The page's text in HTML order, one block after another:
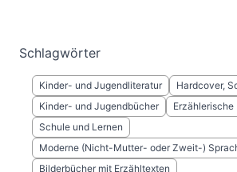
Schlagwörter
Kinder- und Jugendliteratur
Hardcover,
Kinder- und Jugendbücher
Schule und Lernen
Moderne (Nicht-Mutter- oder Zweit-)
Bilderbücher mit Erzähltexten